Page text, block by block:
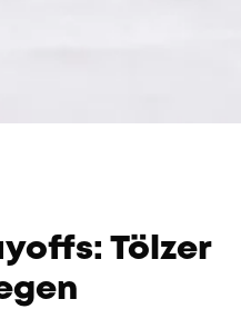
Tölzer